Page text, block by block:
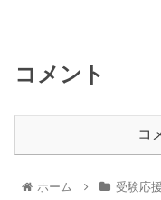
コメント
コ
ホーム 受験応援